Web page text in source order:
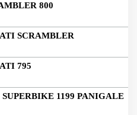
800
SCRAMBLER
795
1199 PANIGALE